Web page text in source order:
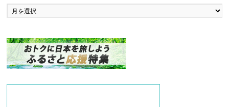
バ
ッ
ン
バ
ー